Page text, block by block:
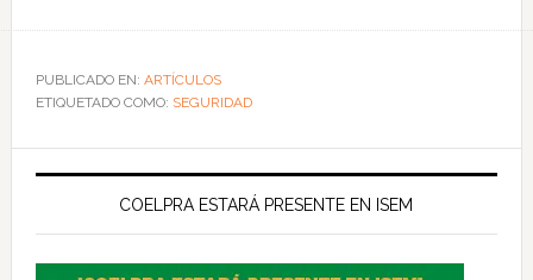
PUBLICADO EN: ARTÍCULOS
ETIQUETADO COMO: SEGURIDAD
COELPRA ESTARÁ PRESENTE EN ISEM